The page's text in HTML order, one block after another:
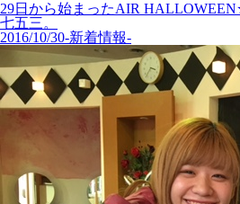
29日から始まったAIR
七五三。
2016/10/30-新着情報-